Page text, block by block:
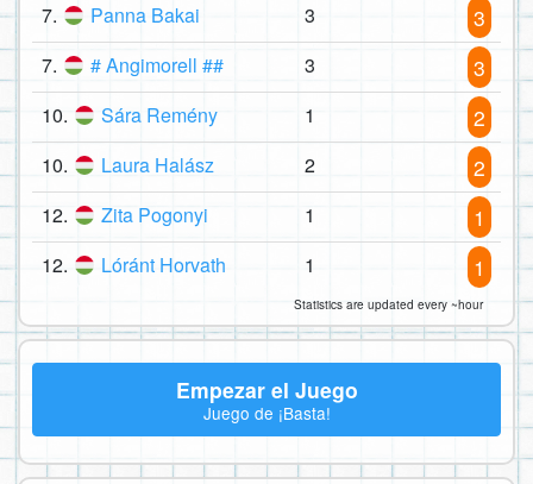
7. Panna Bakai 3 3
7. # Angimorell ## 3 3
10. Sára Remény 1 2
10. Laura Halász 2 2
12. Zita Pogonyi 1 1
12. Lóránt Horvath 1 1
Statistics are updated every ~hour
Empezar el Juego
Juego de ¡Basta!